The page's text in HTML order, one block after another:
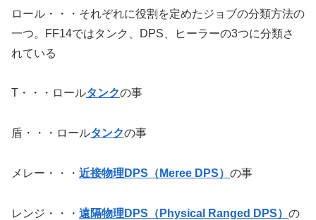
ロール・・・それぞれに役割を定めたジョブの分類方法の
一つ。FF14ではタンク、DPS、ヒーラーの3つに分類さ
れている
T・・・ロールタンクの事
盾・・・ロールタンクの事
メレー・・・ 近接物理DPS（Meree DPS） の事
レンジ・・・ 遠隔物理DPS（ Physical Ranged DPS） の